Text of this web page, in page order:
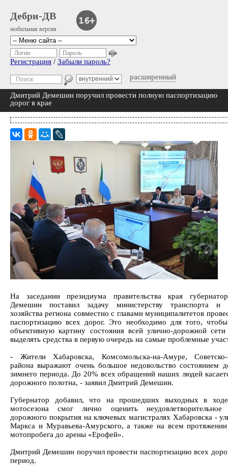
Дебри-ДВ
мобильная версия
расширенный
Логин Пароль
Регистрация / Забыли пароль?
Дмитрий Демешин поручил провести полную паспортизацию
дорог в крае
На заседании президиума правительства края
Демешин поставил задачу министерству транспорта и
хозяйства региона совместно с главами муниципалитетов
паспортизацию всех дорог. Это необходимо для того, чтобы
объективную картину состояния всей улично-дорожной
выделять средства в первую очередь на самые проблемные
- Жители Хабаровска, Комсомольска-на-Амуре, Советско-
района выражают очень большое недовольство состоянием
зимнего периода. До 20% всех обращений наших людей
дорожного полотна, - заявил Дмитрий Демешин.
Губернатор добавил, что на прошедших выходных в
мотосезона смог лично оценить неудовлетворительное
дорожного покрытия на ключевых магистралях Хабаровска -
Маркса и Муравьева-Амурского, а также на всем
мотопробега до арены «Ерофей».
Дмитрий Демешин поручил провести паспортизацию всех
период.